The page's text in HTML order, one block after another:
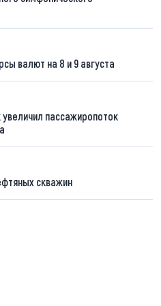
валют на 8 и 9 августа
пассажиропоток
скважин